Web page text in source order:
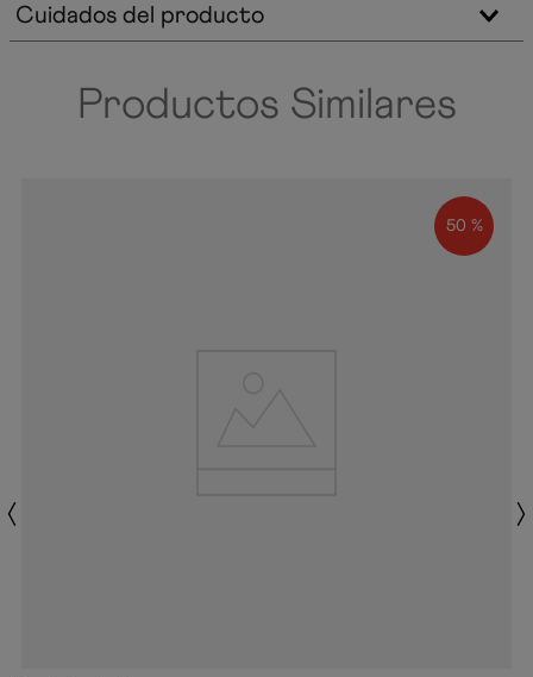
Cuidados del producto
Productos Similares
50 %